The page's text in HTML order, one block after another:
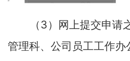
（3 ）网上提交申请
管理科、公司员工工作办